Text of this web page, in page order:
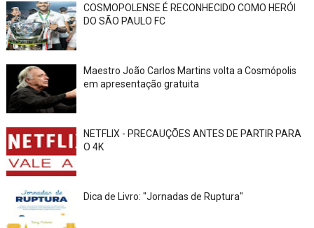
COSMOPOLENSE É RECONHECIDO COMO HERÓI
DO SÃO PAULO FC
Maestro João Carlos Martins volta a Cosmópolis
em apresentação gratuita
NETFLIX - PRECAUÇÕES ANTES DE PARTIR PARA
O 4K
Dica de Livro: "Jornadas de Ruptura"